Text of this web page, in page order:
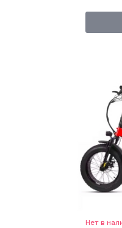
Нет в